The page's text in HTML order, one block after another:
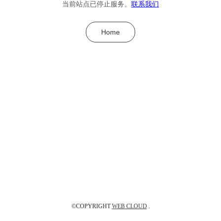
当前站点已停止服务。 联系我们
Home
©COPYRIGHTWEB CLOUD.